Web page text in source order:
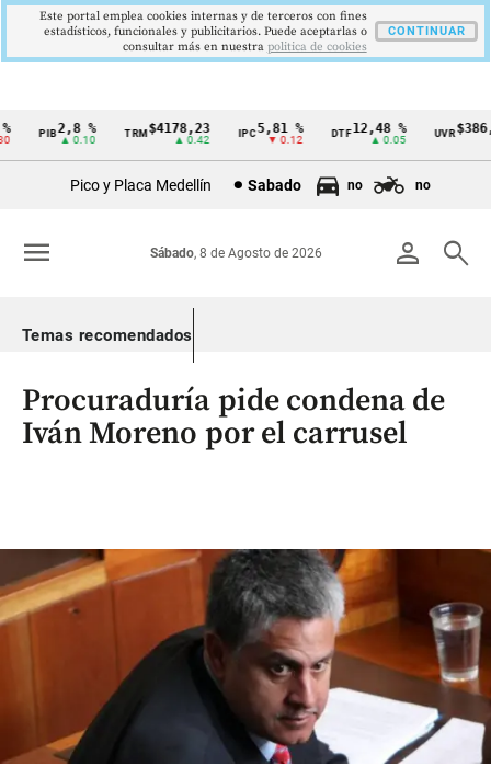
Cintillo
Colombia
PIB2,8 %
▲ 0.10
TRM$4178,23
▲ 0.42
5,81 %
▼ 0.12
DTF12,48 %
▲ 0.05
UVR
Pico y Placa Medellín Sabado no no
person search
Sábado, 8 de Agosto de 2026
menu
Temas recomendados
Procuraduría pide condena de
Iván Moreno por el carrusel
Este portal emplea cookies internas y de terceros con fines
estadísticos, funcionales y publicitarios. Puede aceptarlas o
consultar más en nuestra politica de cookies
CONTINUAR